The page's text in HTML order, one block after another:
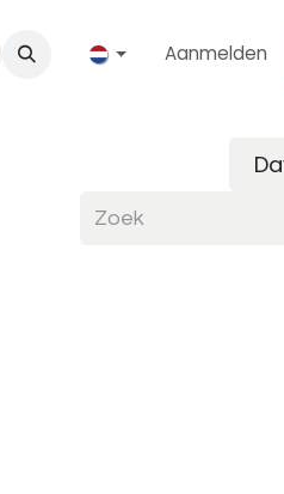
Aanmelden